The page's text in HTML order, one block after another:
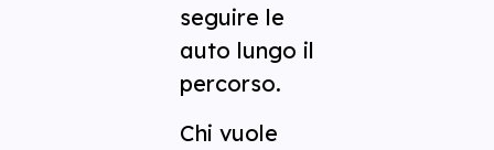
seguire le
auto lungo il
percorso.
Chi vuole